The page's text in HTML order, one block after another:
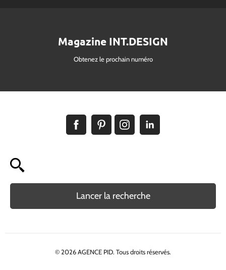
Magazine INT.DESIGN
Obtenez le prochain numéro
Lancer la recherche
© 2026 AGENCE PID. Tous droits réservés.